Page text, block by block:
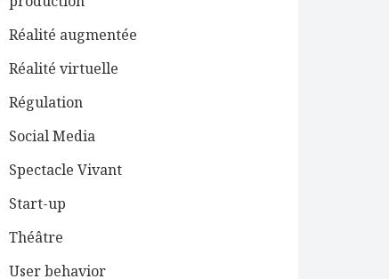
Réalité augmentée
Réalité virtuelle
Régulation
Social Media
Spectacle Vivant
Start-up
Théâtre
User behavior